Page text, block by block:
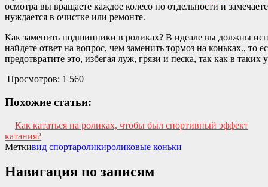
осмотра вы вращаете каждое колесо по отдельности и
нуждается в очистке или ремонте.
Как заменить подшипники в роликах? В идеале вы должны
найдете ответ на вопрос, чем заменить тормоз на коньках.,
предотвратите это, избегая луж, грязи и песка, так как в
Просмотров: 1 560
Похожие статьи:
Как кататься на роликах, чтобы был спортивный эффект
катания?
Меткивид спортароликироликовые коньки
Навигация по записям